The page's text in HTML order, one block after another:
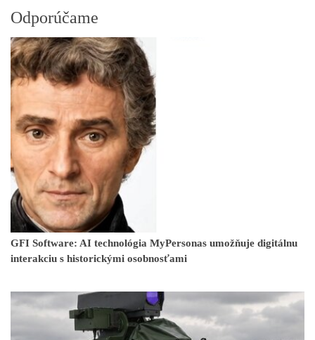
Odporúčame
GFI Software: AI technológia MyPersonas umožňuje digitálnu
interakciu s historickými osobnosťami